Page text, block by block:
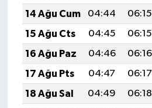
14 Ağu Cum
04:44 06:15
15 Ağu Cts
04:45 06:15
16 Ağu Paz
04:46 06:16
17 Ağu Pts
04:47 06:17
18 Ağu Sal
04:49 06:18